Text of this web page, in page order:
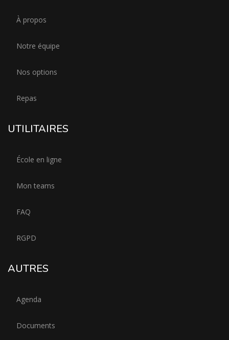
À propos
Notre équipe
Nos options
Repas
UTILITAIRES
École en ligne
Mon teams
FAQ
RGPD
AUTRES
Agenda
Documents